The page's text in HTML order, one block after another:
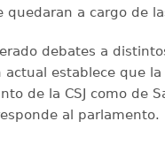
quedaran a cargo de
debates a
actual establece que la
de la CSJ como de
al parlamento.